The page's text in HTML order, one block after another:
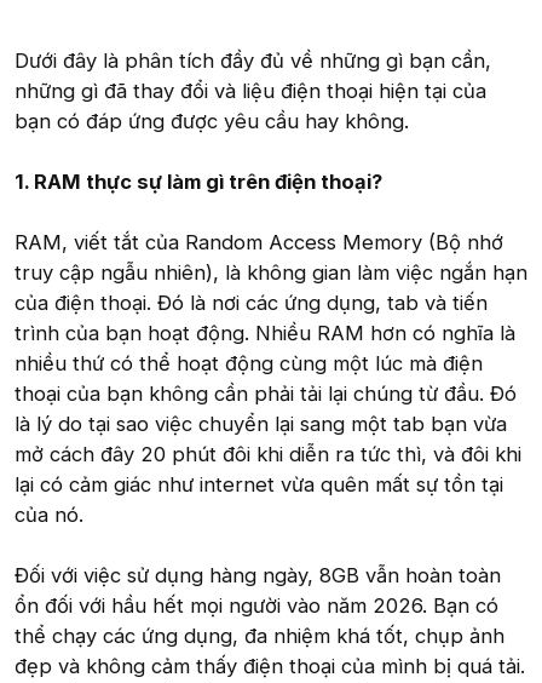
Dưới đây là phân tích đầy đủ về những gì bạn cần,
những gì đã thay đổi và liệu điện thoại hiện tại của
bạn có đáp ứng được yêu cầu hay không.
1. RAM thực sự làm gì trên điện thoại?
RAM, viết tắt của Random Access Memory (Bộ nhớ
truy cập ngẫu nhiên), là không gian làm việc ngắn hạn
của điện thoại. Đó là nơi các ứng dụng, tab và tiến
trình của bạn hoạt động. Nhiều RAM hơn có nghĩa là
nhiều thứ có thể hoạt động cùng một lúc mà điện
thoại của bạn không cần phải tải lại chúng từ đầu. Đó
là lý do tại sao việc chuyển lại sang một tab bạn vừa
mở cách đây 20 phút đôi khi diễn ra tức thì, và đôi khi
lại có cảm giác như internet vừa quên mất sự tồn tại
của nó.
Đối với việc sử dụng hàng ngày, 8GB vẫn hoàn toàn
ổn đối với hầu hết mọi người vào năm 2026. Bạn có
thể chạy các ứng dụng, đa nhiệm khá tốt, chụp ảnh
đẹp và không cảm thấy điện thoại của mình bị quá tải.